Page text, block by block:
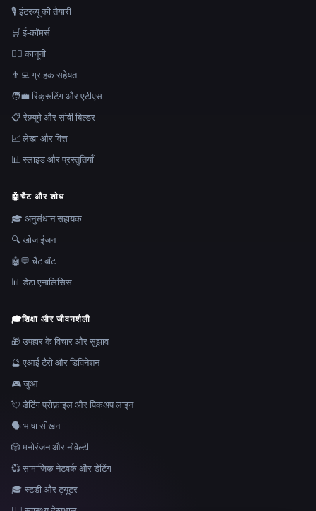
🎙️ इंटरव्यू की तैयारी
🛒 ई-कॉमर्स
👩‍⚖️ कानूनी
👨‍💻 ग्राहक सहेयता
🧑‍💼 रिक्रूटिंग और एटीएस
📋 रेज़्यूमे और सीवी बिल्डर
📈 लेखा और वित्त
📊 स्लाइड और प्रस्तुतियाँ
🤖चैट और शोध
🎓 अनुसंधान सहायक
🔍 खोज इंजन
🤖💬 चैट बॉट
📊 डेटा एनालिसिस
🎓शिक्षा और जीवनशैली
🎁 उपहार के विचार और सुझाव
🔮 एआई टैरो और डिविनेशन
🎮 जुआ
💘 डेटिंग प्रोफ़ाइल और पिकअप लाइन
🗣️ भाषा सीखना
🎲 मनोरंजन और नोवेल्टी
💞 सामाजिक नेटवर्क और डेटिंग
🎓 स्टडी और ट्यूटर